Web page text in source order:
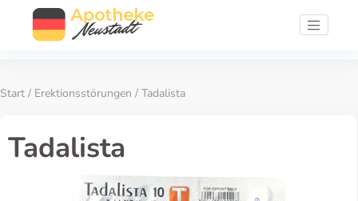
Start / Erektionsstörungen / Tadalista
Tadalista